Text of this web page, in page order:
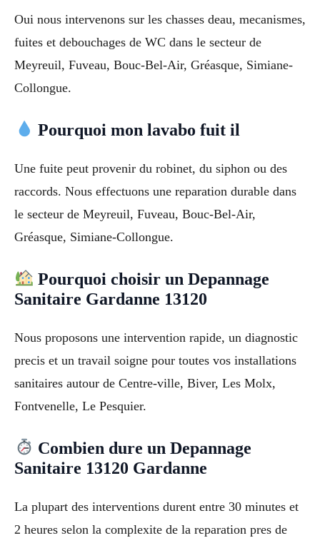
Oui nous intervenons sur les chasses deau, mecanismes,
fuites et debouchages de WC dans le secteur de
Meyreuil, Fuveau, Bouc-Bel-Air, Gréasque, Simiane-
Collongue.
Pourquoi mon lavabo fuit il
Une fuite peut provenir du robinet, du siphon ou des
raccords. Nous effectuons une reparation durable dans
le secteur de Meyreuil, Fuveau, Bouc-Bel-Air,
Gréasque, Simiane-Collongue.
Pourquoi choisir un Depannage
Sanitaire Gardanne 13120
Nous proposons une intervention rapide, un diagnostic
precis et un travail soigne pour toutes vos installations
sanitaires autour de Centre-ville, Biver, Les Molx,
Fontvenelle, Le Pesquier.
Combien dure un Depannage
Sanitaire 13120 Gardanne
La plupart des interventions durent entre 30 minutes et
2 heures selon la complexite de la reparation pres de